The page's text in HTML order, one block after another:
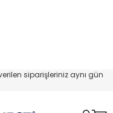
siparişleriniz aynı gün